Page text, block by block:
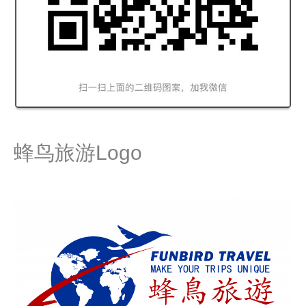
蜂鸟旅游Logo